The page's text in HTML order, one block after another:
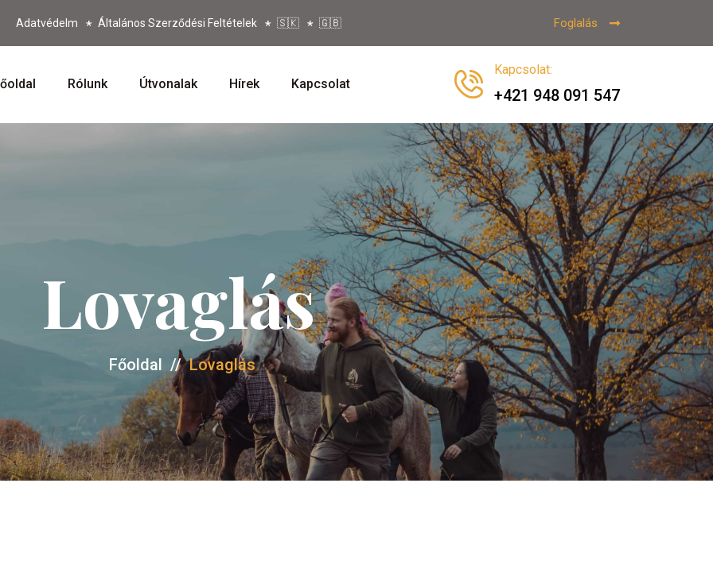
Adatvédelm Általános Szerződési Feltételek 🇸🇰 🇬🇧 Foglalás
Rólunk Útvonalak Hírek Kapcsolat
Kapcsolat:
+421 948 091 547
Lovaglás
Főoldal // Lovaglás